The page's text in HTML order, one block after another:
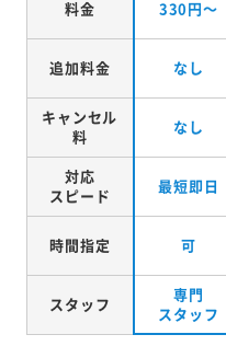
料金 330円～
追加料金 なし
キャンセル
料
なし
対応
スピード
最短即日
時間指定 可
スタッフ
専門
スタッフ